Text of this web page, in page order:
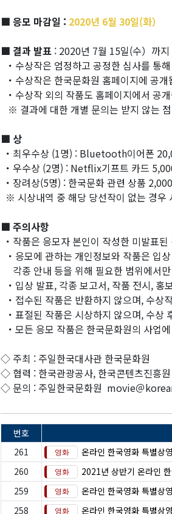
■ 응모 마감일 : 2020년 6월 30일(화）
■ 결과 발표 : 2020년 7월 15일(수）까
・수상작은 엄정하고 공정한 심사를 통
・수상작은 한국문화원 홈페이지에 공개
・수상작 외의 작품도 홈페이지에서 공
※ 결과에 대한 개별 문의는 받지 않는
■ 상
・최우수상 (1명) : Bluetooth이어폰
・우수상 (2명) : Netflix기프트 카드
・장려상(5명) : 한국문화 관련 상품
※ 시상내역 중 해당 당선작이 없는 경우
■ 주의사항
・작품은 응모자 본인이 작성한 미발표
・응모에 관하는 개인정보와 작품은 입
각종 안내 등을 위해 필요한 범위에서
・입상 발표, 각종 보고서, 작품 전시,
・접수된 작품은 반환하지 않으며, 수상
・표절된 작품은 시상하지 않으며, 수상
・모든 응모 작품은 한국문화원의 사업
◇ 주최 : 주일한국대사관 한국문화원
◇ 협력 : 한국관광공사, 한국콘텐츠진흥원
◇ 문의 : 주일한국문화원 movie＠
번호
261
온라인 한국영화 특별상
260
2021년 상반기 온라인
259
온라인 한국영화 특별상
258
온라인 한국영화 특별상